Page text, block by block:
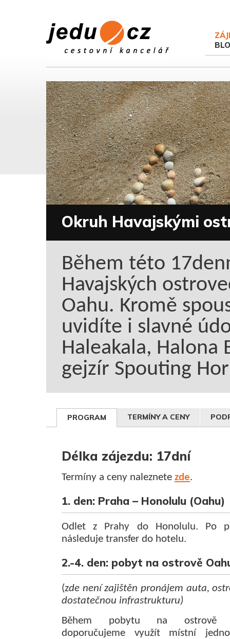
Okruh Havajskými
Během této
Havajských
Oahu. Kromě
uvidíte i slavné
Haleakala, Halona
gejzír Spouting
PROGRAM TERMÍNY A CENY
Délka zájezdu: 17dní
Termíny a ceny naleznete zde.
1. den: Praha – Honolulu (Oahu)
Odlet z Prahy do Honolulu. Po
následuje transfer do hotelu.
2.-4. den: pobyt na ostrově
(zde není zajištěn pronájem auta,
dostatečnou infrastrukturu)
Během pobytu na ostrově
doporučujeme využít místní